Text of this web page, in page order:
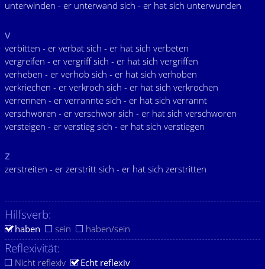
unterwinden - er unterwand sich - er hat sich unterwunden
v
verbitten - er verbat sich - er hat sich verbeten
vergreifen - er vergriff sich - er hat sich vergriffen
verheben - er verhob sich - er hat sich verhoben
verkriechen - er verkroch sich - er hat sich verkrochen
verrennen - er verrannte sich - er hat sich verrannt
verschwören - er verschwor sich - er hat sich verschworen
versteigen - er verstieg sich - er hat sich verstiegen
z
zerstreiten - er zerstritt sich - er hat sich zerstritten
Hilfsverb:
haben sein haben/sein
Reflexivität:
Nicht reflexiv
Echt reflexiv